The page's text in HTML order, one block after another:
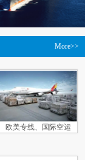
More>>
欧美专线、国际空运